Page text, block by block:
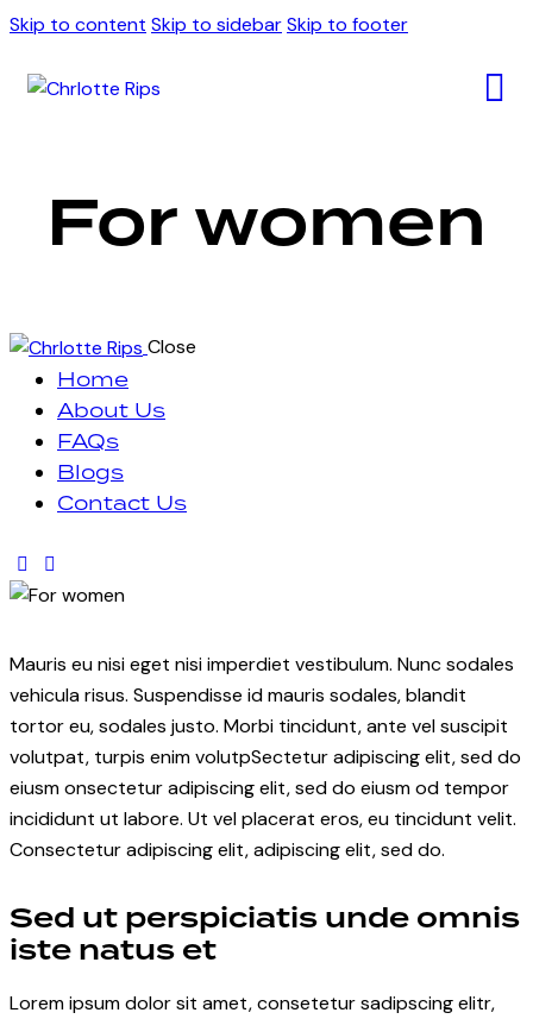
Skip to content Skip to sidebarSkip to footer
For women
Close
Home
About Us
FAQs
Blogs
Contact Us
Mauris eu nisi eget nisi imperdiet vestibulum. Nunc sodales
vehicula risus. Suspendisse id mauris sodales, blandit
tortor eu, sodales justo. Morbi tincidunt, ante vel suscipit
volutpat, turpis enim volutpSectetur adipiscing elit, sed do
eiusm onsectetur adipiscing elit, sed do eiusm od tempor
incididunt ut labore. Ut vel placerat eros, eu tincidunt velit.
Consectetur adipiscing elit, adipiscing elit, sed do.
Sed ut perspiciatis unde omnis
iste natus et
Lorem ipsum dolor sit amet, consetetur sadipscing elitr,